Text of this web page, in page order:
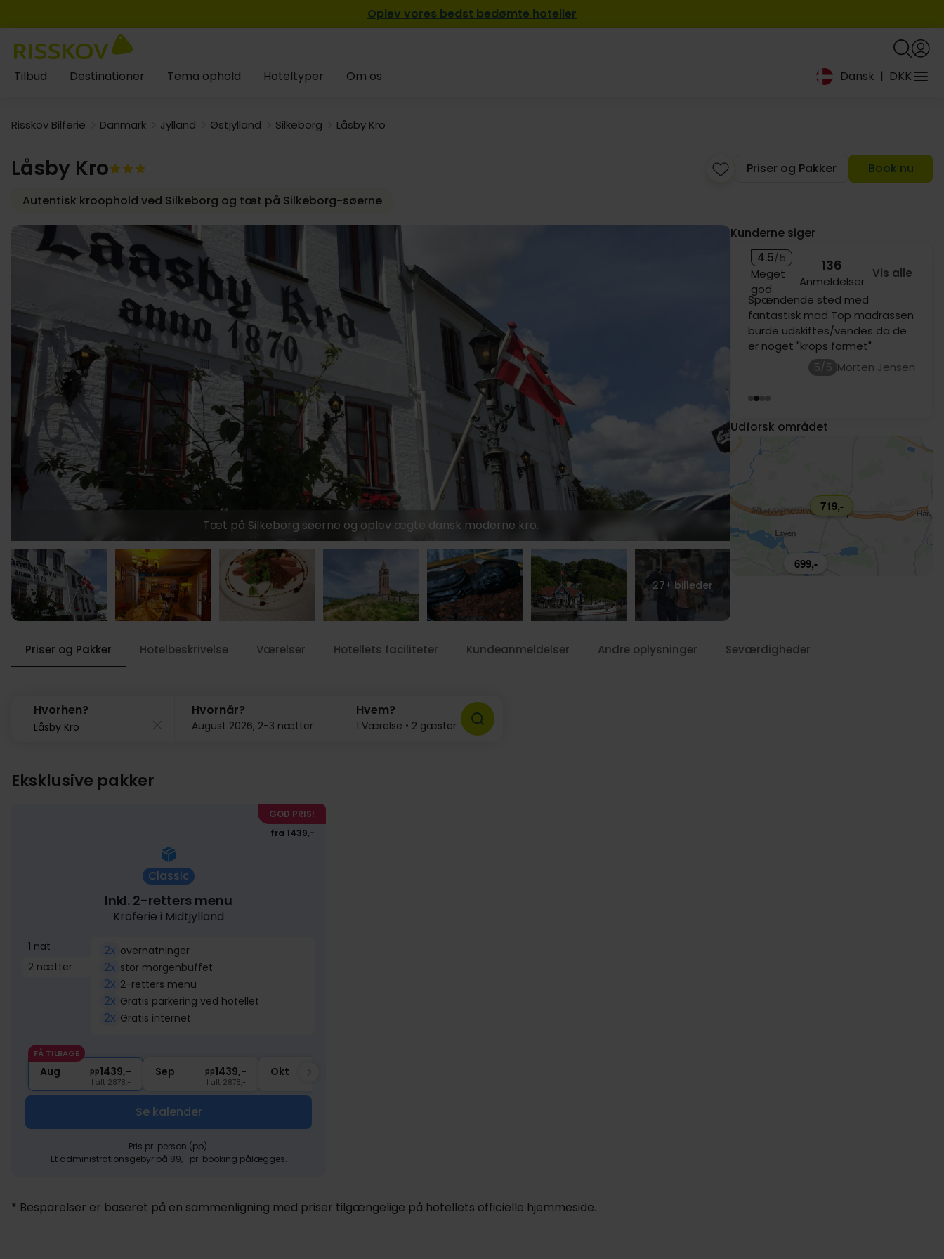
Oplev vores bedst bedømte hoteller
Tilbud Destinationer Tema ophold Hoteltyper Om os Dansk | DKK
Risskov Bilferie Danmark Jylland Østjylland Silkeborg Låsby Kro
Låsby Kro Priser og Pakker
Book nu
Autentisk kroophold ved Silkeborg og tæt på Silkeborg-søerne
Tæt på Silkeborg søerne og oplev ægte dansk moderne kro.
27+ billeder
Kunderne siger
4.5/5
Meget
god
136
Anmeldelser
Vis alle
Spændende sted med
fantastisk mad Top madrassen
burde udskiftes/vendes da de
er noget "krops formet"
5/5 Morten Jensen
Udforsk området
699,-
969,-
1249,-
699,-
999,-
1259,-
719,-
Priser og Pakker Hotelbeskrivelse Værelser Hotellets faciliteter Kundeanmeldelser Andre oplysninger Seværdigheder
Hvorhen? Hvornår?
August 2026, 2-3 nætter
Hvem?
1 Værelse • 2 gæster
Eksklusive pakker
GOD PRIS!
fra 1439,-
Classic
Inkl. 2-retters menu
Kroferie i Midtjylland
1 nat
2 nætter
2x overnatninger
2x stor morgenbuffet
2x 2-retters menu
2x Gratis parkering ved hotellet
2x Gratis internet
FÅ TILBAGE
Aug pp1439,-
I alt 2878,-
Sep pp1439,-
I alt 2878,-
Okt
Se kalender
Pris pr. person (pp).
Et administrationsgebyr på 89,- pr. booking pålægges.
* Besparelser er baseret på en sammenligning med priser tilgængelige på hotellets officielle hjemmeside.